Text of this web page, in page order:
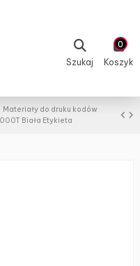
Szukaj
0
Koszyk
Materiały do druku kodów
Biała Etykieta